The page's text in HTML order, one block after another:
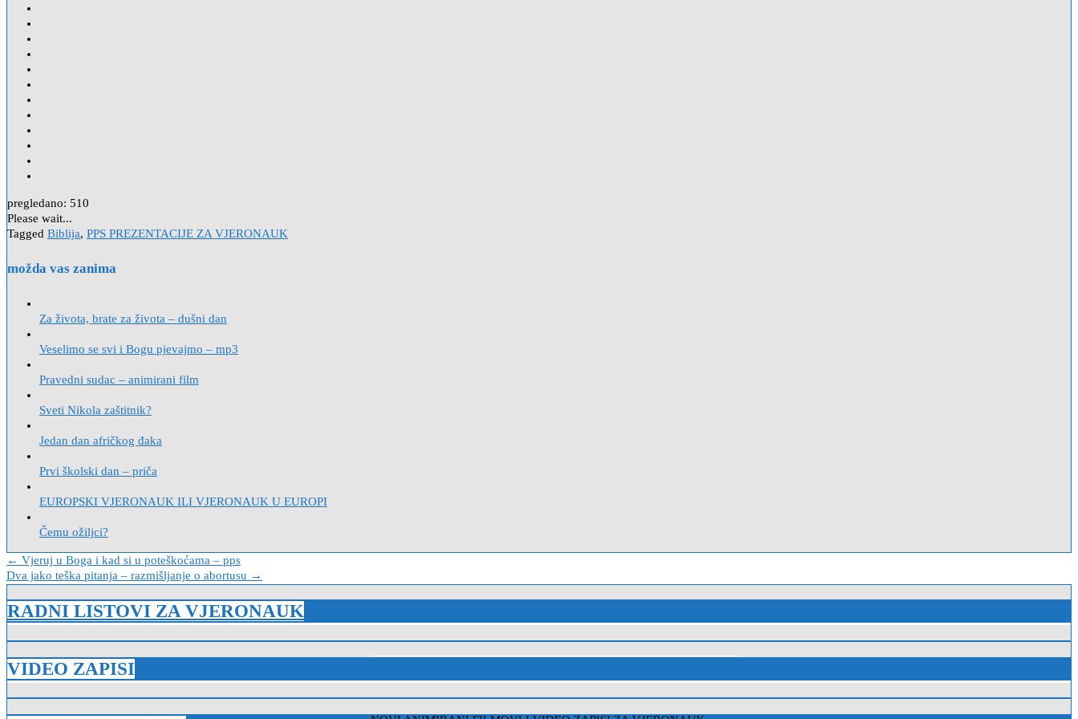
pregledano: 510
Please wait...
Tagged Biblija, PPS PREZENTACIJE ZA VJERONAUK
možda vas zanima
Za života, brate za života – dušni dan
Veselimo se svi i Bogu pjevajmo – mp3
Pravedni sudac – animirani film
Sveti Nikola zaštitnik?
Jedan dan afričkog đaka
Prvi školski dan – priča
EUROPSKI VJERONAUK ILI VJERONAUK U EUROPI
Čemu ožiljci?
Navigacija
objava
← Vjeruj u Boga i kad si u poteškoćama – pps
Dva jako teška pitanja – razmišljanje o abortusu →
RADNI LISTOVI ZA VJERONAUK
VIDEO ZAPISI